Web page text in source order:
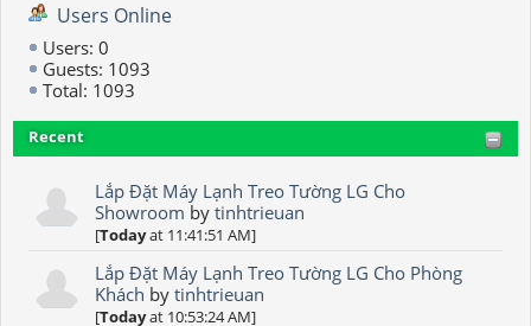
Users Online
Users: 0
Guests: 1093
Total: 1093
Recent
Lắp Đặt Máy Lạnh Treo Tường LG Cho
Showroom bytinhtrieuan
[Todayat 11:41:51 AM]
Lắp Đặt Máy Lạnh Treo Tường LG Cho Phòng
Khách bytinhtrieuan
[Todayat 10:53:24 AM]